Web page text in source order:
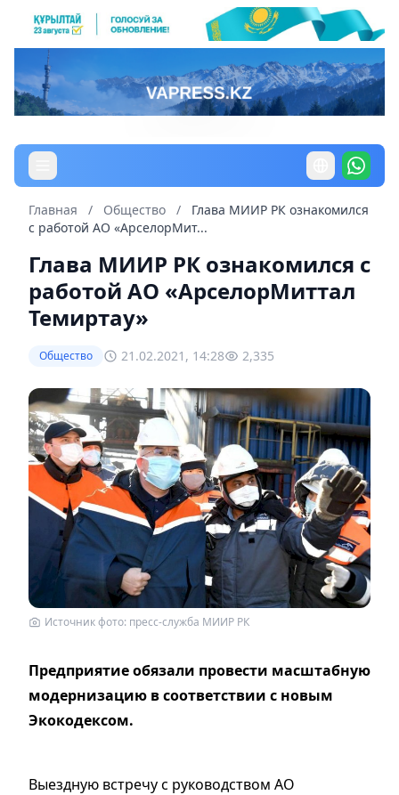
Главная / Общество /
Глава МИИР РК ознакомился
с работой АО «АрселорМит...
Глава МИИР РК ознакомился с
работой АО «АрселорМиттал
Темиртау»
Общество 21.02.2021, 14:28 2,335
Источник фото: пресс-служба МИИР РК
Предприятие обязали провести масштабную
модернизацию в соответствии с новым
Экокодексом.
Выездную встречу с руководством АО